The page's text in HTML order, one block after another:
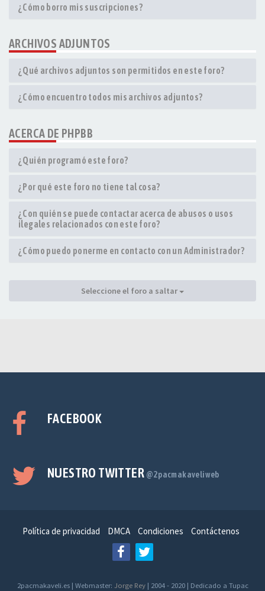
¿Cómo borro mis suscripciones?
ARCHIVOS ADJUNTOS
¿Qué archivos adjuntos son permitidos en este foro?
¿Cómo encuentro todos mis archivos adjuntos?
ACERCA DE PHPBB
¿Quién programó este foro?
¿Por qué este foro no tiene tal cosa?
¿Con quién se puede contactar acerca de abusos o usos
ilegales relacionados con este foro?
¿Cómo puedo ponerme en contacto con un Administrador?
Seleccione el foro a saltar
FACEBOOK
NUESTRO TWITTER @2pacmakaveliweb
Política de privacidad DMCA Condiciones Contáctenos
2pacmakaveli.es | Webmaster: Jorge Rey| 2004 - 2020 | Dedicado a Tupac